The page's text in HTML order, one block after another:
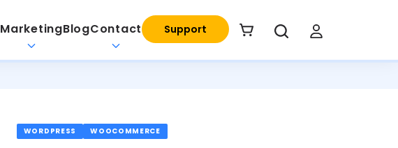
MarketingBlogContact Support
WORDPRESS WOOCOMMERCE